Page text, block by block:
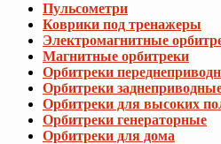
Пульсометри
Коврики под тренажеры
Электромагнитные
Магнитные орбитреки
Орбитреки
Орбитреки
Орбитреки для высоких
Орбитреки генераторные
Орбитреки для дома